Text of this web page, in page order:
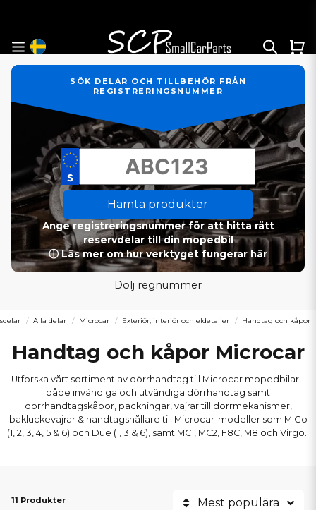
SÖK DELAR OCH TILLBEHÖR FRÅN
REGISTRERINGSNUMMER
Hämta produkter
Ange registreringsnummer för att hitta rätt
reservdelar till din mopedbil
ⓘ Läs mer om hur verktyget fungerar här
Dölj regnummer
Alla delar Microcar Exteriör, interiör och eldetaljer Handtag och kåpor
Handtag och kåpor Microcar
Utforska vårt sortiment av dörrhandtag till Microcar mopedbilar –
både invändiga och utvändiga dörrhandtag samt
dörrhandtagskåpor, packningar, vajrar till dörrmekanismer,
bakluckevajrar & handtagshållare till Microcar-modeller som M.Go
(1, 2, 3, 4, 5 & 6) och Due (1, 3 & 6), samt MC1, MC2, F8C, M8 och Virgo.
11 Produkter Mest populära